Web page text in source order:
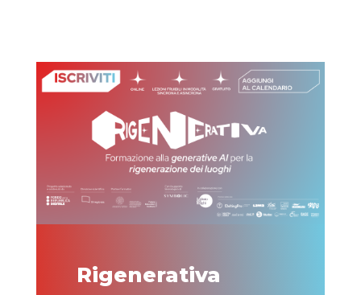
Rigenerativa